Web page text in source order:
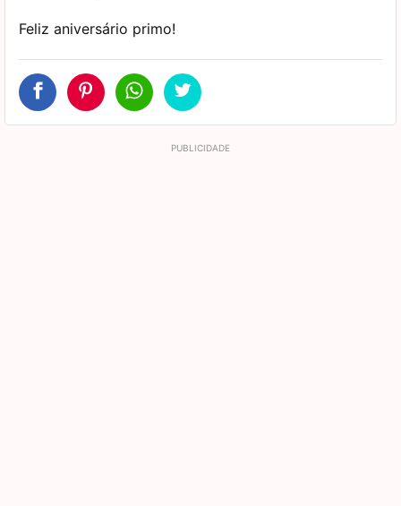
Feliz aniversário primo!